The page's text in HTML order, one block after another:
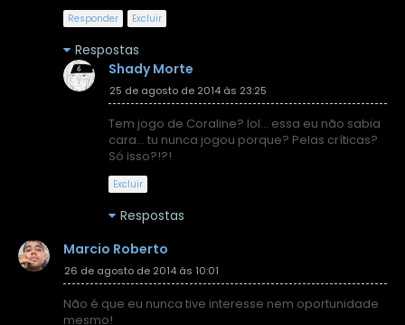
Responder Excluir
Respostas
Shady Morte
25 de agosto de 2014 às 23:25
Tem jogo de Coraline? lol... essa eu não sabia
cara... tu nunca jogou porque? Pelas críticas?
Só isso?!?!
Excluir
Respostas
Marcio Roberto
26 de agosto de 2014 às 10:01
Não é que eu nunca tive interesse nem oportunidade
mesmo!